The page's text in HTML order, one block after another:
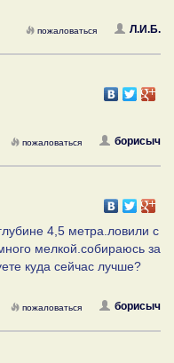
Л.И.Б.
пожаловаться
борисыч
пожаловаться
4,5 метра.ловили с
мелкой.собираюсь за
куда сейчас лучше?
борисыч
пожаловаться